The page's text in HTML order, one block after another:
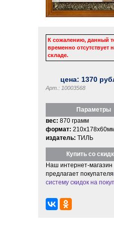
К сожалению, данный
временно отсутствует
складе.
цена: 1370
Арт.: 10003568
Параметры
вес: 870 грамм
формат:
издатель: ТИЛЬ
Купить со
Наш интернет-магазин
предлагает
систему скидок на